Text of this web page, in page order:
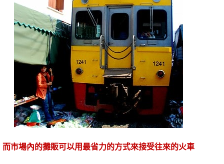
而市場內的攤販可以用最省力的方式來接受往來的火車